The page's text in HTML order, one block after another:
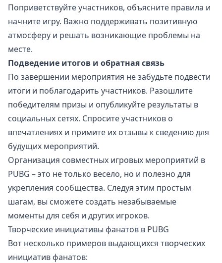
Поприветствуйте участников, объясните правила и
начните игру. Важно поддерживать позитивную
атмосферу и решать возникающие проблемы на
месте.
Подведение итогов и обратная связь
По завершении мероприятия не забудьте подвести
итоги и поблагодарить участников. Разошлите
победителям призы и опубликуйте результаты в
социальных сетях. Спросите участников о
впечатлениях и примите их отзывы к сведению для
будущих мероприятий.
Организация совместных игровых мероприятий в
PUBG – это не только весело, но и полезно для
укрепления сообщества. Следуя этим простым
шагам, вы сможете создать незабываемые
моменты для себя и других игроков.
Творческие инициативы фанатов в PUBG
Вот несколько примеров выдающихся творческих
инициатив фанатов: